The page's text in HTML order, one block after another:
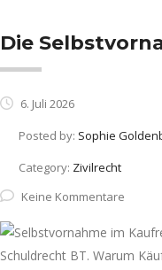
Die
6. Juli 2026
Posted by: Sophie
Category: Zivilrecht
Keine Kommentare